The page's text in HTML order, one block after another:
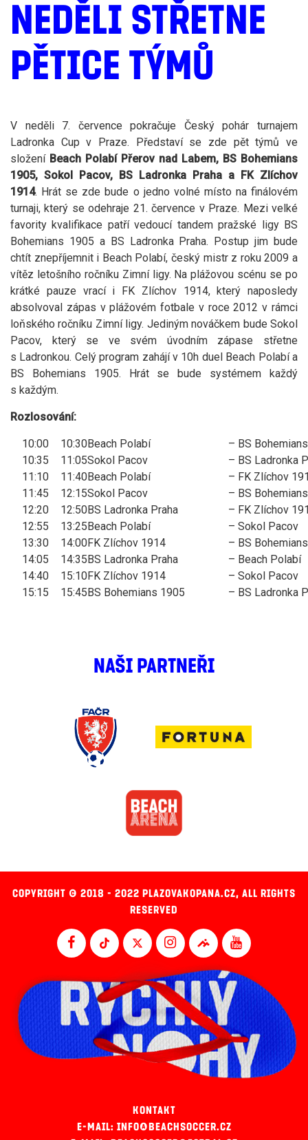
NEDĚLI STŘETNE
PĚTICE TÝMŮ
V neděli 7. července pokračuje Český pohár turnajem
Ladronka Cup v Praze. Představí se zde pět týmů ve
složení Beach Polabí Přerov nad Labem, BS Bohemians
1905, Sokol Pacov, BS Ladronka Praha a FK Zlíchov
1914. Hrát se zde bude o jedno volné místo na finálovém
turnaji, který se odehraje 21. července v Praze. Mezi velké
favority kvalifikace patří vedoucí tandem pražské ligy BS
Bohemians 1905 a BS Ladronka Praha. Postup jim bude
chtít znepříjemnit i Beach Polabí, český mistr z roku 2009 a
vítěz letošního ročníku Zimní ligy. Na plážovou scénu se po
krátké pauze vrací i FK Zlíchov 1914, který naposledy
absolvoval zápas v plážovém fotbale v roce 2012 v rámci
loňského ročníku Zimní ligy. Jediným nováčkem bude Sokol
Pacov, který se ve svém úvodním zápase střetne
s Ladronkou. Celý program zahájí v 10h duel Beach Polabí a
BS Bohemians 1905. Hrát se bude systémem každý
s každým.
Rozlosování:
10:00 10:30Beach Polabí – BS
10:35
11:05Sokol Pacov – BS Ladronka
11:10
11:40Beach Polabí – FK Zlíchov
11:45
12:15Sokol Pacov – BS
12:20
12:50BS Ladronka Praha – FK Zlíchov
12:55
13:25Beach Polabí – Sokol Pacov
13:30
14:00FK Zlíchov 1914 – BS
14:05
14:35BS Ladronka Praha – Beach Polabí
14:40
15:10FK Zlíchov 1914 – Sokol Pacov
15:15
15:45BS Bohemians 1905 – BS Ladronka
NAŠI PARTNEŘI
COPYRIGHT © 2018 - 2022 PLAZOVAKOPANA.CZ, ALL RIGHTS
RESERVED
KONTAKT
E-MAIL: INFO@BEACHSOCCER.CZ